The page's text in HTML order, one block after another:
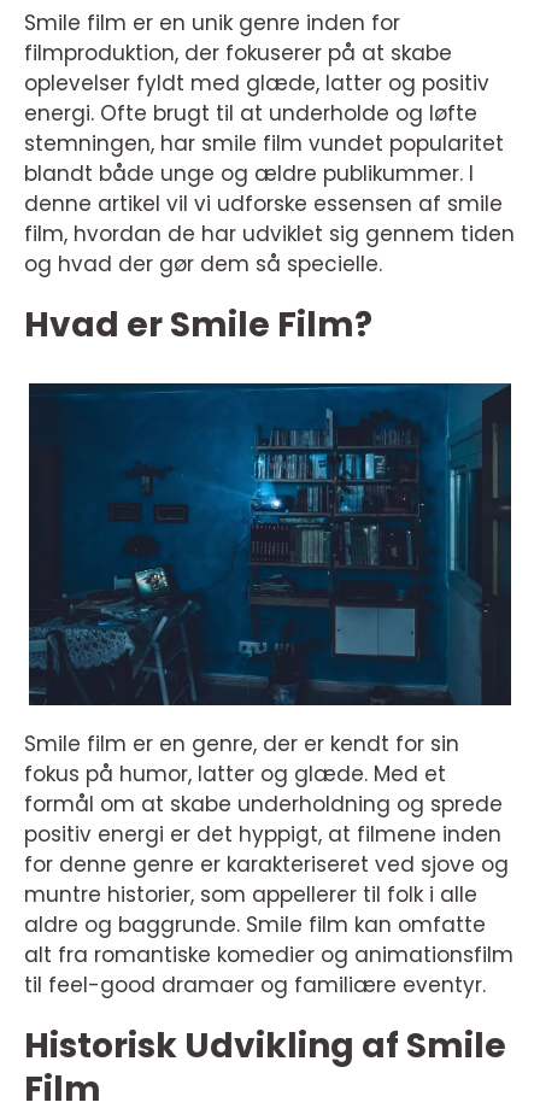
Smile film er en unik genre inden for
filmproduktion, der fokuserer på at skabe
oplevelser fyldt med glæde, latter og positiv
energi. Ofte brugt til at underholde og løfte
stemningen, har smile film vundet popularitet
blandt både unge og ældre publikummer. I
denne artikel vil vi udforske essensen af smile
film, hvordan de har udviklet sig gennem tiden
og hvad der gør dem så specielle.
Hvad er Smile Film?
Smile film er en genre, der er kendt for sin
fokus på humor, latter og glæde. Med et
formål om at skabe underholdning og sprede
positiv energi er det hyppigt, at filmene inden
for denne genre er karakteriseret ved sjove og
muntre historier, som appellerer til folk i alle
aldre og baggrunde. Smile film kan omfatte
alt fra romantiske komedier og animationsfilm
til feel-good dramaer og familiære eventyr.
Historisk Udvikling af Smile
Film